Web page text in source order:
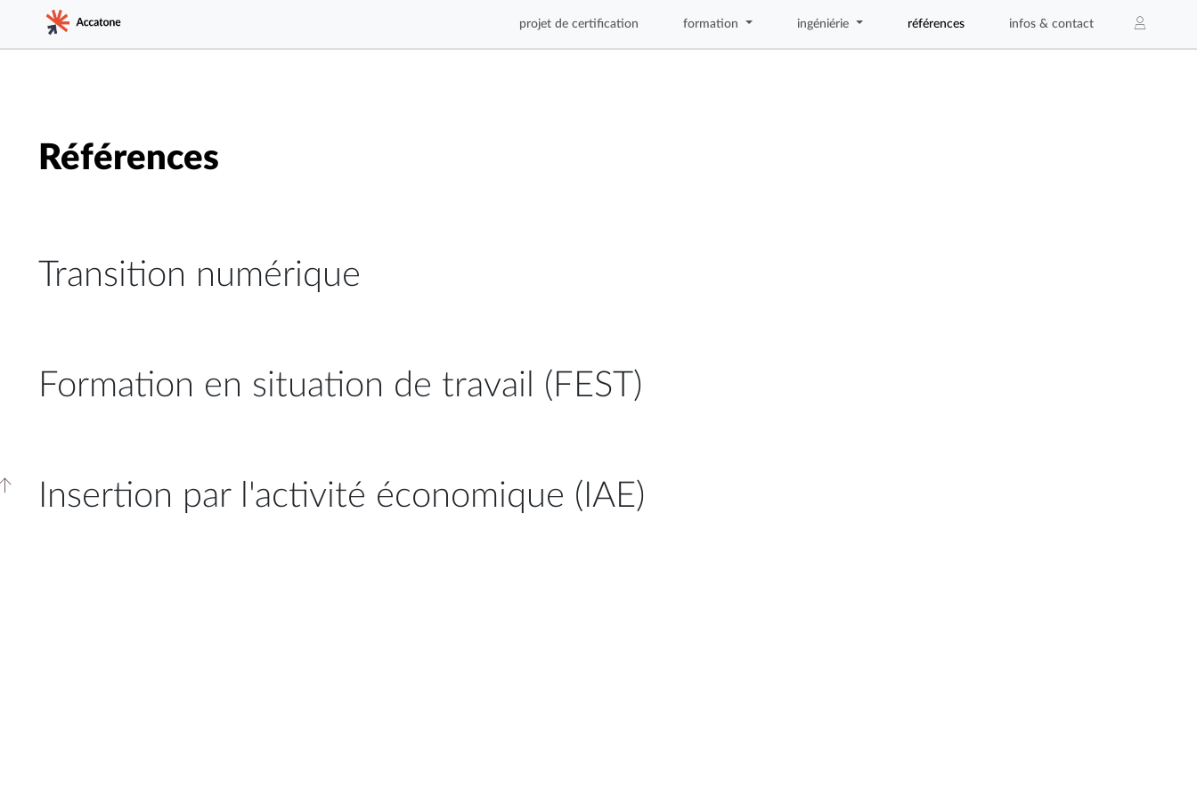
projet de certification formation ingéniérie références infos & contact
Références
Transition numérique
Formation en situation de travail (FEST)
Insertion par l'activité économique (IAE)